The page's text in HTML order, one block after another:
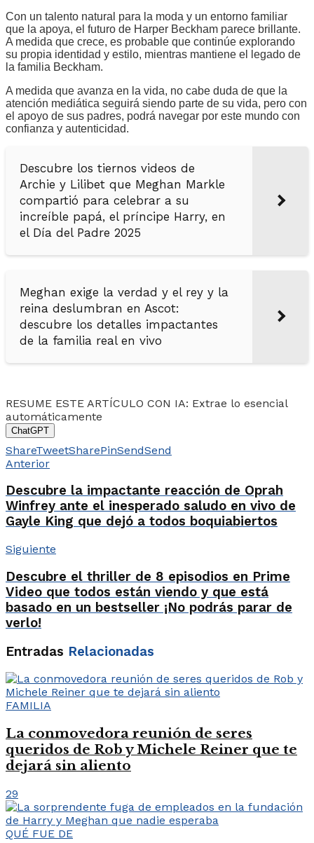
Con un talento natural para la moda y un entorno familiar
que la apoya, el futuro de Harper Beckham parece brillante.
A medida que crece, es probable que continúe explorando
su propia identidad y estilo, mientras mantiene el legado de
la familia Beckham.
A medida que avanza en la vida, no cabe duda de que la
atención mediática seguirá siendo parte de su vida, pero con
el apoyo de sus padres, podrá navegar por este mundo con
confianza y autenticidad.
Descubre los tiernos videos de
Archie y Lilibet que Meghan Markle
compartió para celebrar a su
increíble papá, el príncipe Harry, en
el Día del Padre 2025
Meghan exige la verdad y el rey y la
reina deslumbran en Ascot:
descubre los detalles impactantes
de la familia real en vivo
RESUME ESTE ARTÍCULO CON IA: Extrae lo esencial
automáticamente
ChatGPT
ShareTweetSharePinSendSend
Anterior
Descubre la impactante reacción de Oprah
Winfrey ante el inesperado saludo en vivo de
Gayle King que dejó a todos boquiabiertos
Siguiente
Descubre el thriller de 8 episodios en Prime
Video que todos están viendo y que está
basado en un bestseller ¡No podrás parar de
verlo!
Entradas Relacionadas
FAMILIA
La conmovedora reunión de seres
queridos de Rob y Michele Reiner que te
dejará sin aliento
29
QUÉ FUE DE